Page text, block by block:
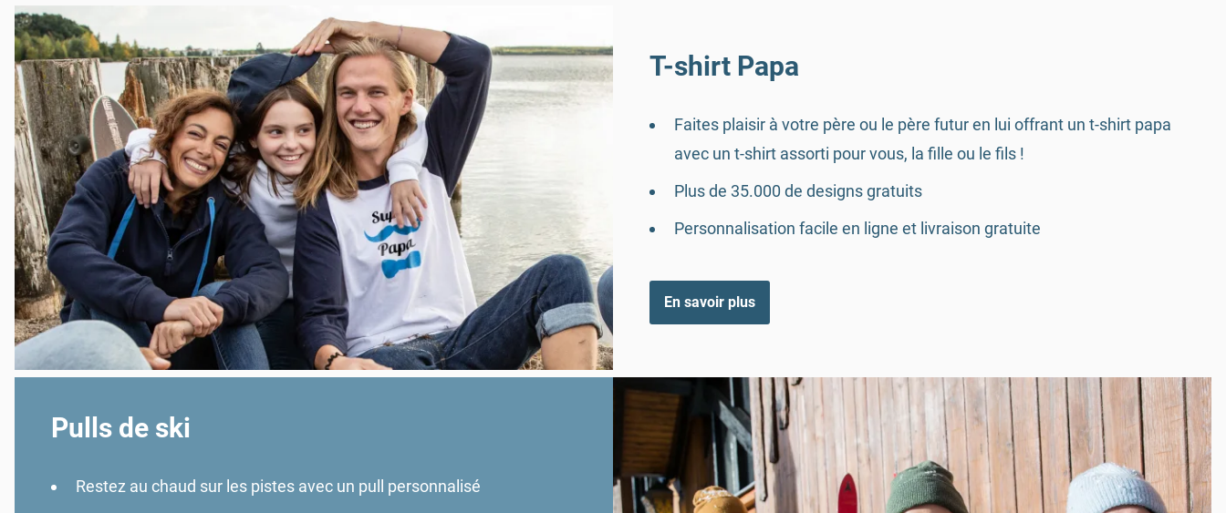
T-shirt Papa
Faites plaisir à votre père ou le père futur en lui offrant un t-shirt papa
avec un t-shirt assorti pour vous, la fille ou le fils !
Plus de 35.000 de designs gratuits
Personnalisation facile en ligne et livraison gratuite
En savoir plus
Pulls de ski
Restez au chaud sur les pistes avec un pull personnalisé